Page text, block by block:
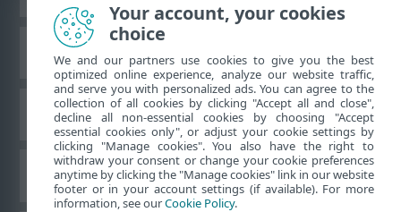
Base de conhecimento da ESET
Fórum ESET
Suporte regional
Your account, your cookies
choice
We and our partners use cookies to give you the best
optimized online experience, analyze our website traffic,
and serve you with personalized ads. You can agree to the
collection of all cookies by clicking "Accept all and close",
decline all non-essential cookies by choosing "Accept
essential cookies only", or adjust your cookie settings by
clicking "Manage cookies". You also have the right to
withdraw your consent or change your cookie preferences
anytime by clicking the "Manage cookies" link in our website
footer or in your account settings (if available). For more
information, see ourCookie Policy.